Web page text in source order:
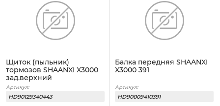
Щиток (пыльник)
тормозов SHAANXI X3000
зад.верхний
Артикул:
HD90129340443
Балка передняя SHAANXI
X3000 391
Артикул:
HD90009410391